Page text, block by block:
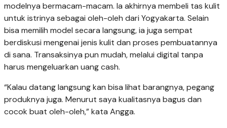
modelnya bermacam-macam. Ia akhirnya membeli tas kulit
untuk istrinya sebagai oleh-oleh dari Yogyakarta. Selain
bisa memilih model secara langsung, ia juga sempat
berdiskusi mengenai jenis kulit dan proses pembuatannya
di sana. Transaksinya pun mudah, melalui digital tanpa
harus mengeluarkan uang cash.
“Kalau datang langsung kan bisa lihat barangnya, pegang
produknya juga. Menurut saya kualitasnya bagus dan
cocok buat oleh-oleh,” kata Angga.